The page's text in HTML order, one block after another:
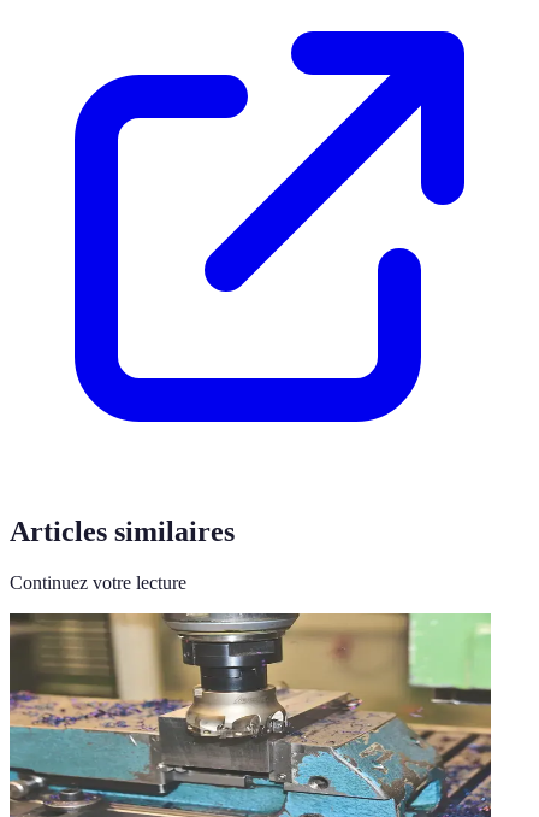
Articles similaires
Continuez votre lecture